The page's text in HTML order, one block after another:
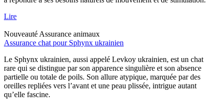
Lire
Nouveauté Assurance animaux
Assurance chat pour Sphynx ukrainien
Le Sphynx ukrainien, aussi appelé Levkoy ukrainien, est un chat
rare qui se distingue par son apparence singulière et son absence
partielle ou totale de poils. Son allure atypique, marquée par des
oreilles repliées vers l’avant et une peau plissée, intrigue autant
qu’elle fascine.